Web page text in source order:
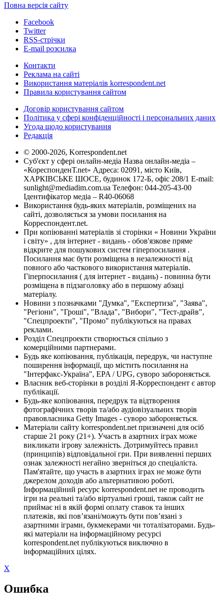
Повна версія сайту
Facebook
Twitter
RSS-стрічки
E-mail розсилка
Контакти
Реклама на сайті
Використання матеріалів korrespondent.net
Правила користування сайтом
Договір користування сайтом
Політика у сфері конфіденційності і персональних даних
Угода щодо користування
Редакція
© 2000-2026, Korrespondent.net
Суб'єкт у сфері онлайн-медіа Назва онлайн-медіа –
«КореспонденТ.net» Адреса: 02091, місто Київ,
ХАРКІВСЬКЕ ШОСЕ, будинок 172-Б, офіс 208/1 E-mail:
sunlight@mediadim.com.ua Телефон: 044-205-43-00
Ідентифікатор медіа – R40-06068
Використання будь-яких матеріалів, розміщених на
сайті, дозволяється за умови посилання на
Корреспондент.net.
При копіюванні матеріалів зі сторінки « Новини України
і світу» , для інтернет - видань - обов'язкове пряме
відкрите для пошукових систем гіперпосилання .
Посилання має бути розміщена в незалежності від
повного або часткового використання матеріалів.
Гіперпосилання ( для інтернет - видань) - повинна бути
розміщена в підзаголовку або в першому абзаці
матеріалу.
Новини з позначками "Думка", "Експертиза", "Заява",
"Регіони", "Гроші", "Влада", "Вибори", "Тест-драйв",
"Спецпроекти", "Промо" публікуються на правах
реклами.
Розділ Спецпроекти створюється спільно з
комерційними партнерами.
Будь яке копіювання, публікація, передрук, чи наступне
поширення інформації, що містить посилання на
"Інтерфакс-Україна", EPA / UPG, суворо забороняється.
Власник веб-сторінки в розділі Я-Корреспондент є автор
публікації.
Будь-яке копіювання, передрук та відтворення
фотографічних творів та/або аудіовізуальних творів
правовласника Getty Images - суворо забороняється.
Матеріали сайту korrespondent.net призначені для осіб
старше 21 року (21+). Участь в азартних іграх може
викликати ігрову залежність. Дотримуйтесь правил
(принципів) відповідальної гри. При виявленні перших
ознак залежності негайно зверніться до спеціаліста.
Пам'ятайте, що участь в азартних іграх не може бути
джерелом доходів або альтернативою роботі.
Інформаційний ресурс korrespondent.net не проводить
ігри на реальні та/або віртуальні гроші, також сайт не
приймає ні в якій формі оплату ставок та інших
платежів, які пов’язані/можуть бути пов’язані з
азартними іграми, букмекерами чи тоталізаторами. Будь-
які матеріали на інформаційному ресурсі
korrespondent.net публікуються виключно в
інформаційних цілях.
X
Ошибка